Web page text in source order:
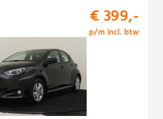
€ 399,-
p/m incl. btw